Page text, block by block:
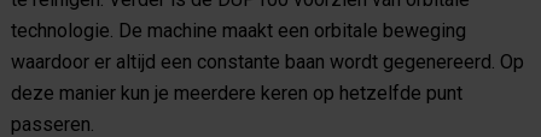
technologie. De machine maakt een orbitale beweging
waardoor er altijd een constante baan wordt gegenereerd. Op
deze manier kun je meerdere keren op hetzelfde punt
passeren.